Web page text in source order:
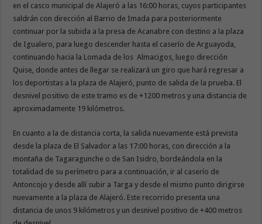
en el casco municipal de Alajeró a las 16:00 horas, cuyos participantes
saldrán con dirección al Barrio de Imada para posteriormente
continuar por la subida a la presa de Acanabre con destino a la plaza
de Igualero, para luego descender hasta el caserío de Arguayoda,
continuando hacia la Lomada de los Almacigos, luego dirección
Quise, donde antes de llegar se realizará un giro que hará regresar a
los deportistas a la plaza de Alajeró, punto de salida de la prueba. El
desnivel positivo de este tramo es de +1200 metros y una distancia de
aproximadamente 19 kilómetros.
En cuanto a la de distancia corta, la salida nuevamente está prevista
desde la plaza de El Salvador a las 17:00 horas, con dirección a la
montaña de Tagaragunche o de San Isidro, bordeándola en la
totalidad de su perímetro para a continuación, ir al caserío de
Antoncojo y desde allí subir a Targa y desde el mismo punto dirigirse
nuevamente a la plaza de Alajeró. Este recorrido presenta una
distancia de unos 9 kilómetros y un desnivel positivo de +400 metros